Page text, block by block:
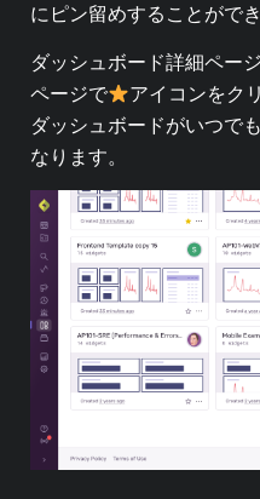
にピン留めすることができ
ダッシュボード詳細ペー
ページで
アイコンをク
ダッシュボードがいつで
なります。